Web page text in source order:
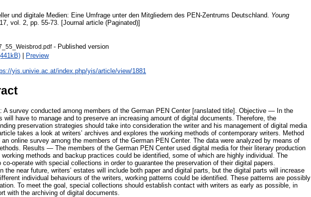
und digitale Medien: Eine Umfrage unter den Mitgliedern des PEN-Zentrums Deutschland. Young
vol. 2, pp. 55-73. [Journal article (Paginated)]
- Published version
| Preview
yis.univie.ac.at/index.php/yis/article/view/1881
A survey conducted among members of the German PEN Center [ranslated title]. Objective — In the
will have to manage and to preserve an increasing amount of digital documents. Therefore, the
preservation strategies should take into consideration the writer and his management of digital media
takes a look at writers’ archives and explores the working methods of contemporary writers. Method
online survey among the members of the German PEN Center. The data were analyzed by means of
Results — The members of the German PEN Center used digital media for their literary production
methods and backup practices could be identified, some of which are highly individual. The
operate with special collections in order to guarantee the preservation of their digital papers.
near future, writers’ estates will include both paper and digital parts, but the digital parts will increase
individual behaviours of the writers, working patterns could be identified. These patterns are possibly
To meet the goal, special collections should establish contact with writers as early as possible, in
with the archiving of digital documents.